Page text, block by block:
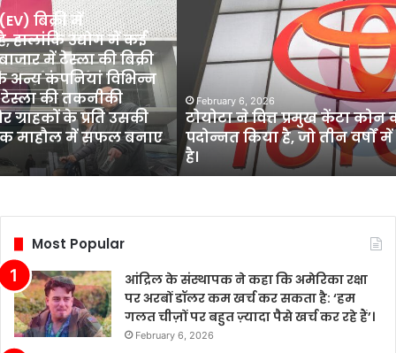
बिक्री में
हालांकि उद्योग में कई
में टेस्ला की बिक्री
अन्य कंपनियां विभिन्न
की तकनीकी
ग्राहकों के प्रति उसकी
माहौल में सफल बनाए
ने
वित्त
प्रमुख
केंटा
को
सीईओ
के
रूप
में
किया
तीन
वर्षों
में
दूसरी
बार
February 6, 2026
टोयोटा ने वित्त प्रमुख केंटा
पदोन्नत किया है, जो तीन वर्षों
है।
Most Popular
आंद्रिल के संस्थापक ने कहा कि अमेरिका रक्षा
पर अरबों डॉलर कम खर्च कर सकता है: ‘हम
गलत चीज़ों पर बहुत ज़्यादा पैसे खर्च कर रहे हैं’।
February 6, 2026